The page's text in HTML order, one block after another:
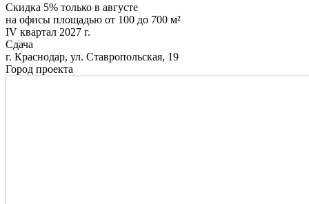
Скидка 5% только в августе
на офисы площадью от 100 до 700 м²
IV квартал 2027 г.
Сдача
г. Краснодар, ул. Ставропольская, 19
Город проекта